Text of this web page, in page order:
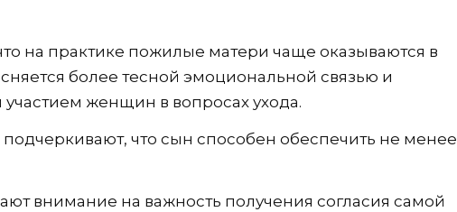
на практике пожилые матери чаще оказываются в
более тесной эмоциональной связью и
женщин в вопросах ухода.
что сын способен обеспечить не менее
внимание на важность получения согласия самой